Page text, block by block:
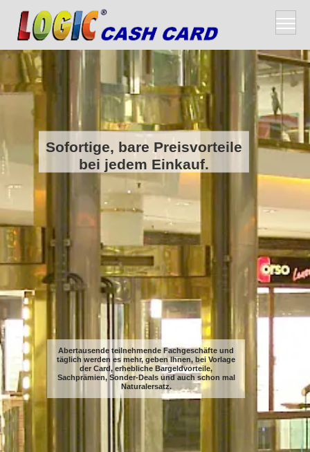
Sofortige, bare Preisvorteile
bei jedem Einkauf.
Abertausende teilnehmende Fachgeschäfte und
täglich werden es mehr, geben Ihnen, bei Vorlage
der Card, erhebliche Bargeldvorteile,
Sachprämien, Sonder-Deals und auch schon mal
Naturalersatz.